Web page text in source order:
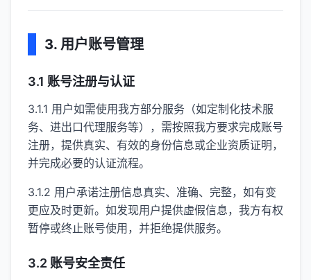
3. 用户账号管理
3.1 账号注册与认证
3.1.1 用户如需使用我方部分服务（如定制化技术服
务、进出口代理服务等），需按照我方要求完成账号
注册，提供真实、有效的身份信息或企业资质证明，
并完成必要的认证流程。
3.1.2 用户承诺注册信息真实、准确、完整，如有变
更应及时更新。如发现用户提供虚假信息，我方有权
暂停或终止账号使用，并拒绝提供服务。
3.2 账号安全责任